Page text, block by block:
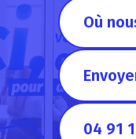
Où
04 91